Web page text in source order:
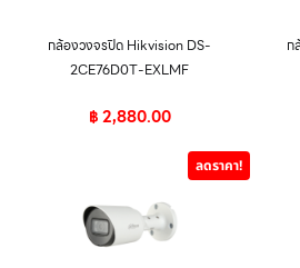
กล้องวงจรปิด Hikvision DS-
2CE76D0T-EXLMF
฿2,880.00
ก
ลดราคา!